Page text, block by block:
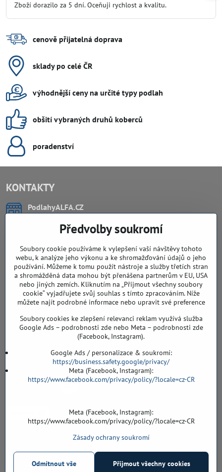
5
Zboží dorazilo za 5 dní. Oceňuji rychlost a kvalitu.
cenově přijatelná doprava
sklady po celé ČR
výhodnější ceny na určité typy podlah
obšití vybraných druhů koberců
poradenství
KONTAKTY
PodlahyALFA​.CZ
Záříčí, ev.č. 54
768 11 Chropyně
DIČ: CZ8103114129
Sklad, vzorkovna PO TELEFONICKÉ DOMLUVĚ
Záříčí ev. č. 54
768 11 Chropyně
608 855 055
podlahyALFA​@seznam​.cz
Předvolby soukromí
Soubory cookie používáme k vylepšení vaší návštěvy tohoto
webu, k analýze jeho výkonu a ke shromažďování údajů o jeho
používání. Můžeme k tomu použít nástroje a služby třetích stran
a shromážděná data mohou být přenášena partnerům v EU, USA
nebo jiných zemích. Kliknutím na „Přijmout všechny soubory
cookie“ vyjadřujete svůj souhlas s tímto zpracováním. Níže
můžete najít podrobné informace nebo upravit své preference
Soubory cookies ke zlepšení relevanci reklam využívá služba
Google Ads – podrobnosti zde nebo Meta – podrobnosti zde
(Facebook, Instagram).
Google Ads / personalizace & soukromí:
https://business.safety.google/privacy/
Meta (Facebook, Instagram):
https://www.facebook.com/privacy/policy/?locale=cz-CR
Meta (Facebook, Instagram):
https://www.facebook.com/privacy/policy/?locale=cz-CR
Zásady ochrany soukromí
Přijmout všechny cookies
Odmítnout vše